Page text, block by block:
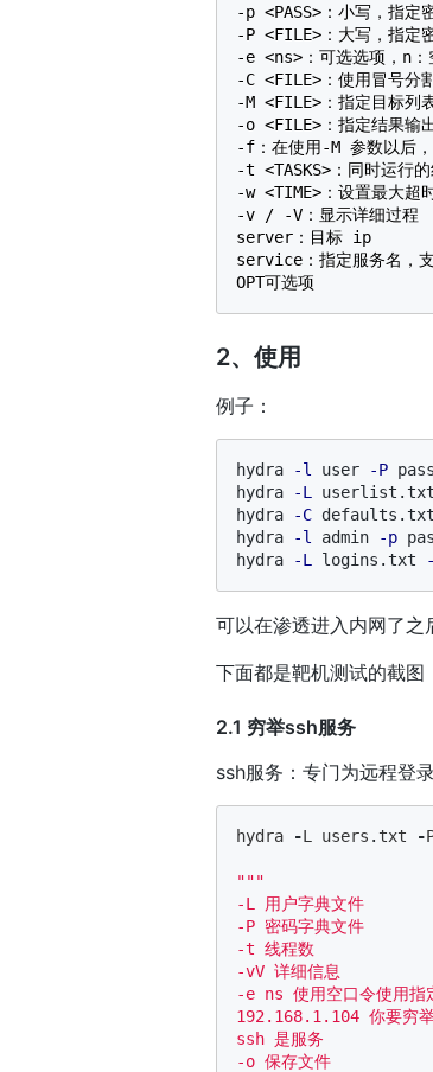
-p <PASS>：小写，指定
-P <FILE>：大写，指定
-e <ns>：可选选项，n：
-C <FILE>：使用冒号分
-M <FILE>：指定目标列
-o <FILE>：指定结果输
-f：在使用-M 参数以后
-t <TASKS>：同时运行
-w <TIME>：设置最大超
-v / -V：显示详细过程
server：目标 ip
service：指定服务
2、使用
例子：
hydra -l user -P
hydra
-L
hydra
-C
hydra
-l admin -p
hydra
-L logins.txt
可以在渗透进入内网了之
下面都是靶机测试的截图
2.1 穷举ssh服务
ssh服务：专门为远程登
hydra -L users . txt -
"""
-L 用户字典文件
-P 密码字典文件
-t 线程数
-vV 详细信息
-e ns 使用空口令使用指
192.168.1.104 你要穷
ssh 是服务
-o 保存文件